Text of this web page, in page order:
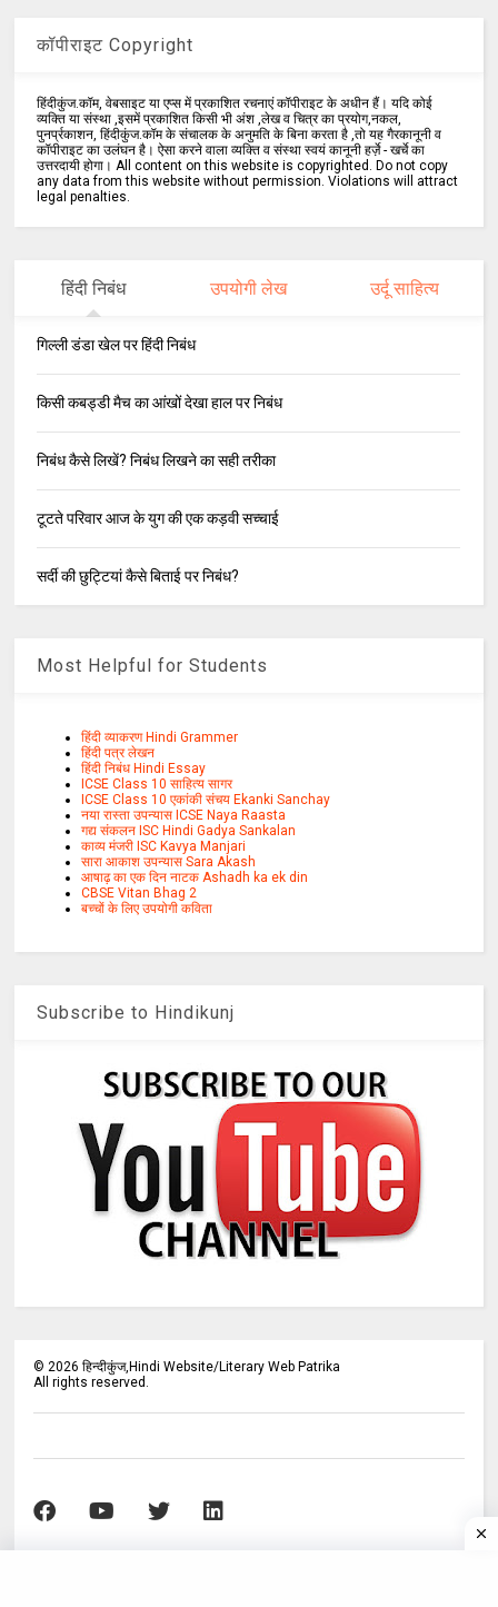
कॉपीराइट Copyright
हिंदीकुंज.कॉम, वेबसाइट या एप्स में प्रकाशित रचनाएं कॉपीराइट के अधीन हैं। यदि कोई
व्यक्ति या संस्था ,इसमें प्रकाशित किसी भी अंश ,लेख व चित्र का प्रयोग,नकल,
पुनर्प्रकाशन, हिंदीकुंज.कॉम के संचालक के अनुमति के बिना करता है ,तो यह गैरकानूनी व
कॉपीराइट का उलंघन है। ऐसा करने वाला व्यक्ति व संस्था स्वयं कानूनी हर्ज़े - खर्चे का
उत्तरदायी होगा। All content on this website is copyrighted. Do not copy
any data from this website without permission. Violations will attract
legal penalties.
हिंदी निबंध उपयोगी लेख उर्दू साहित्य
गिल्ली डंडा खेल पर हिंदी निबंध
किसी कबड्डी मैच का आंखों देखा हाल पर निबंध
निबंध कैसे लिखें? निबंध लिखने का सही तरीका
टूटते परिवार आज के युग की एक कड़वी सच्चाई
सर्दी की छुट्टियां कैसे बिताई पर निबंध?
Most Helpful for Students
हिंदी व्याकरण Hindi Grammer
हिंदी पत्र लेखन
हिंदी निबंध Hindi Essay
ICSE Class 10 साहित्य सागर
ICSE Class 10 एकांकी संचय Ekanki Sanchay
नया रास्ता उपन्यास ICSE Naya Raasta
गद्य संकलन ISC Hindi Gadya Sankalan
काव्य मंजरी ISC Kavya Manjari
सारा आकाश उपन्यास Sara Akash
आषाढ़ का एक दिन नाटक Ashadh ka ek din
CBSE Vitan Bhag 2
बच्चों के लिए उपयोगी कविता
Subscribe to Hindikunj
©2026 हिन्दीकुंज,Hindi Website/Literary Web Patrika
All rights reserved.